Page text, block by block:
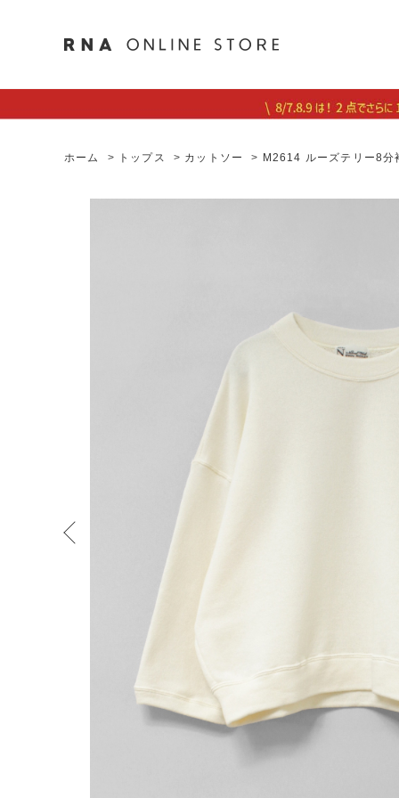
ホーム > トップス > カットソー > M2614 ルーズテリー8分